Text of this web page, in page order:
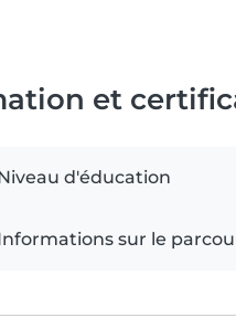
et
d'éducation
sur le